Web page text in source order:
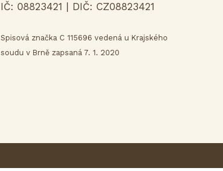
IČ: 08823421 | DIČ: CZ08823421
Spisová značka C 115696 vedená u Krajského
soudu v Brně zapsaná 7. 1. 2020